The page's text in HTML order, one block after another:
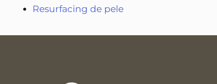
Resurfacing de pele